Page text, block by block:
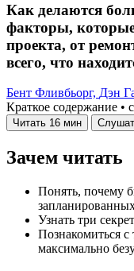
Как делаются
факторы,
проекта, от
всего, что
Бент Фливбьорг, Дэн
Краткое содержание •
Читать 16 мин
Зачем читать
Понять, почему
Узнать три
Познакомиться с
максимально